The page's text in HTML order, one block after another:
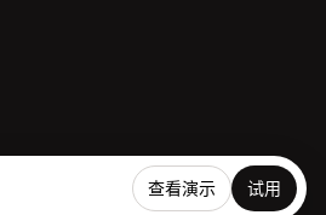
查看演示 试用